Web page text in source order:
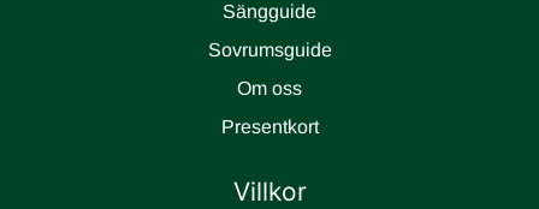
Sängguide
Sovrumsguide
Om oss
Presentkort
Villkor